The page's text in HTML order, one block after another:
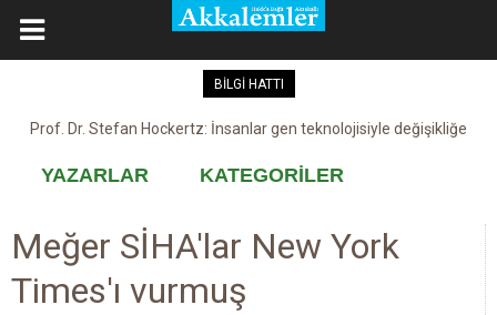
BİLGİ HATTI
Prof. Dr. Stefan Hockertz: İnsanlar gen teknolojisiyle değişikliğe
Kovid-19 aşısı, devşirme ve kobay!
YAZARLAR KATEGORİLER
Meğer SİHA'lar New York
Times'ı vurmuş